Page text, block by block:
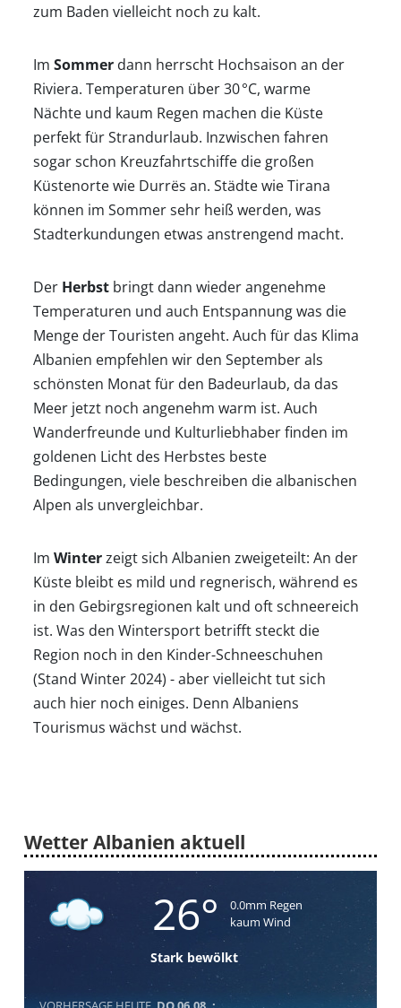
zum Baden vielleicht noch zu kalt.
Im Sommerdann herrscht Hochsaison an der
Riviera. Temperaturen über 30 °C, warme
Nächte und kaum Regen machen die Küste
perfekt für Strandurlaub. Inzwischen fahren
sogar schon Kreuzfahrtschiffe die großen
Küstenorte wie Durrës an. Städte wie Tirana
können im Sommer sehr heiß werden, was
Stadterkundungen etwas anstrengend macht.
Der Herbstbringt dann wieder angenehme
Temperaturen und auch Entspannung was die
Menge der Touristen angeht. Auch für das Klima
Albanien empfehlen wir den September als
schönsten Monat für den Badeurlaub, da das
Meer jetzt noch angenehm warm ist. Auch
Wanderfreunde und Kulturliebhaber finden im
goldenen Licht des Herbstes beste
Bedingungen, viele beschreiben die albanischen
Alpen als unvergleichbar.
Im Winterzeigt sich Albanien zweigeteilt: An der
Küste bleibt es mild und regnerisch, während es
in den Gebirgsregionen kalt und oft schneereich
ist. Was den Wintersport betrifft steckt die
Region noch in den Kinder-Schneeschuhen
(Stand Winter 2024) - aber vielleicht tut sich
auch hier noch einiges. Denn Albaniens
Tourismus wächst und wächst.
Wetter Albanien aktuell
26°
0.0mm Regen
kaum Wind
Stark bewölkt